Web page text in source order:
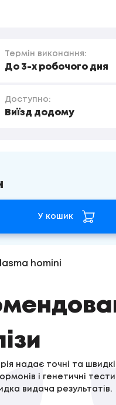
homini
Термін виконання:
До 3-х робочого дня
Доступно:
Виїзд додому
У кошик
надає точні та швидкі
і генетичні
видача результатів.